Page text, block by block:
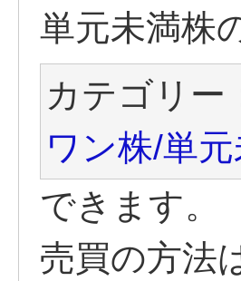
単元未満株
カテゴリー
ワン株/単
できます。
売買の方法